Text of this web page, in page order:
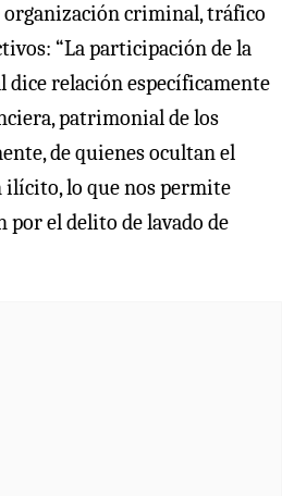
criminal, tráfico
“La participación de la
relación específicamente
patrimonial de los
de quienes ocultan el
lo que nos permite
el delito de lavado de